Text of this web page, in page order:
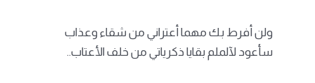
ولن أفرط بك مهما أعتراني من شقاء وعذاب
سأعود لآلملم بقايا ذكرياتي من خلف الأعتاب..